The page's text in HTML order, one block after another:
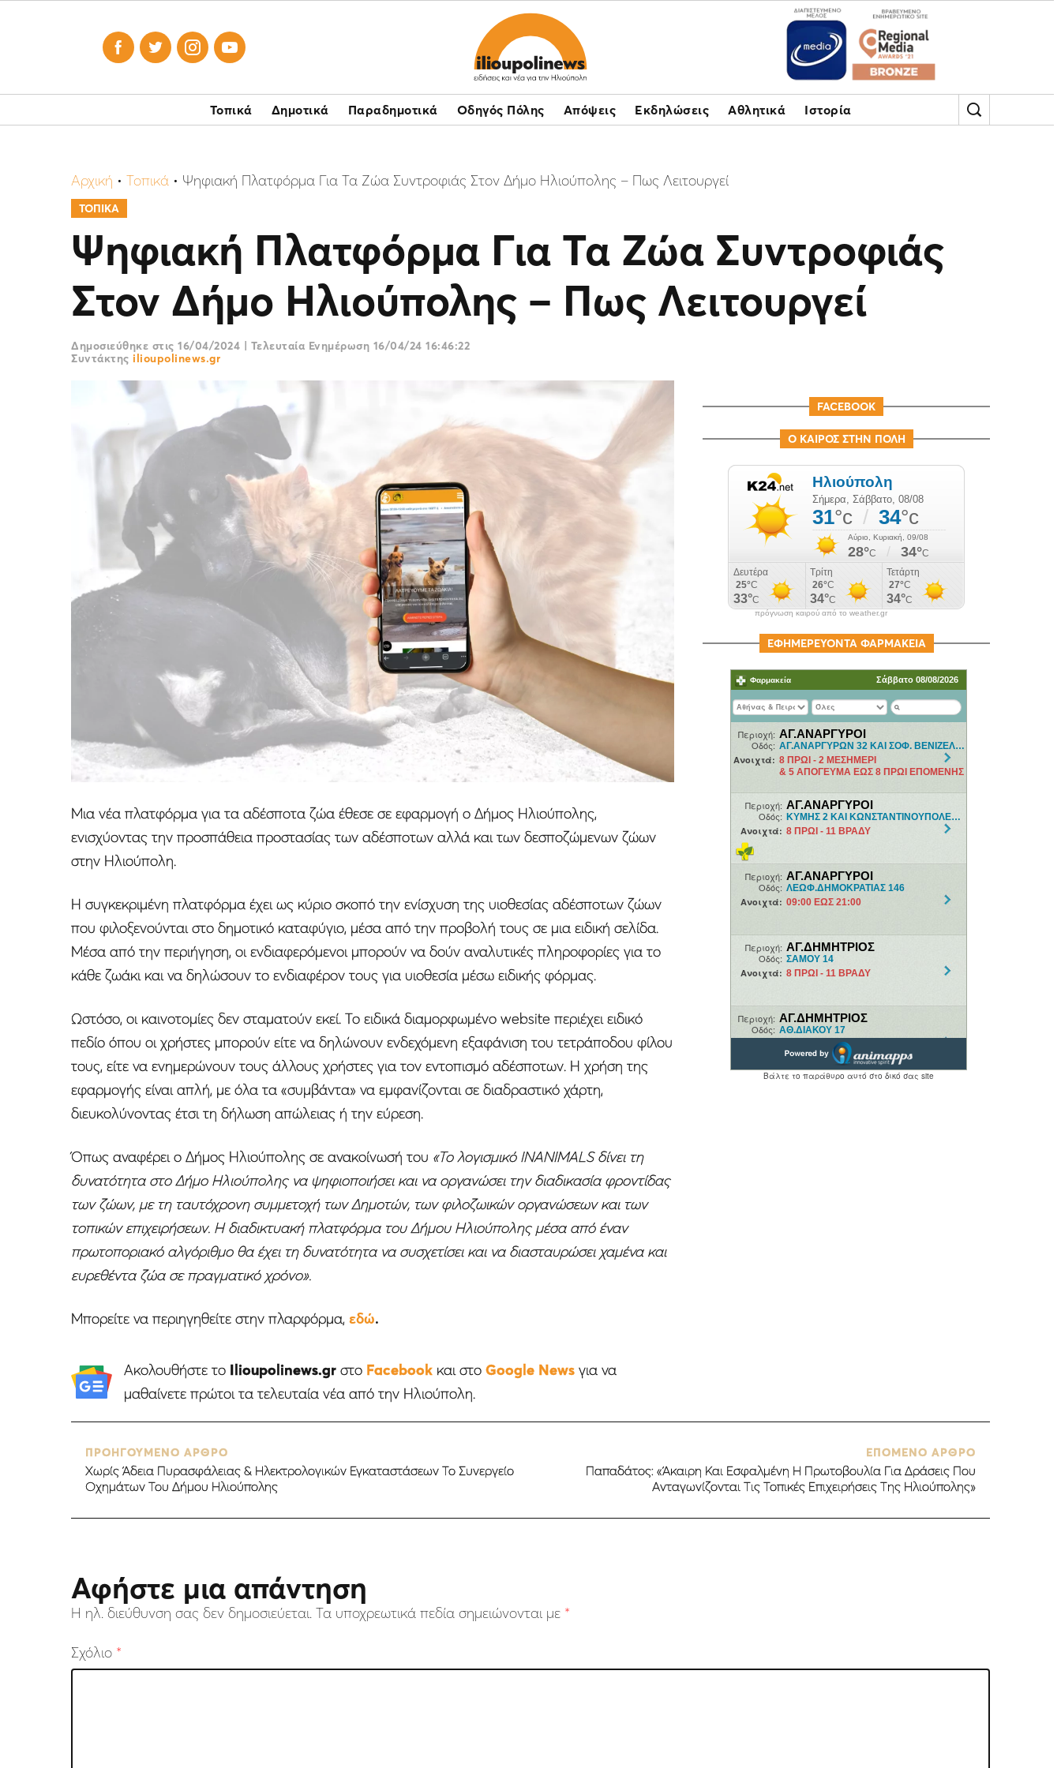
   
Τοπικά Δημοτικά Παραδημοτικά Οδηγός Πόλης Απόψεις Εκδηλώσεις Αθλητικά Ιστορία
Αρχική • Τοπικά • Ψηφιακή Πλατφόρμα Για Τα Ζώα Συντροφιάς Στον Δήμο Ηλιούπολης – Πως Λειτουργεί
ΤΟΠΙΚΑ
Ψηφιακή Πλατφόρμα Για Τα Ζώα Συντροφιάς
Στον Δήμο Ηλιούπολης – Πως Λειτουργεί
Δημοσιεύθηκε στις 16/04/2024 | Τελευταία Ενημέρωση 16/04/24 16:46:22
Συντάκτης ilioupolinews.gr
Μια νέα πλατφόρμα για τα αδέσποτα ζώα έθεσε σε εφαρμογή ο Δήμος Ηλιούπολης,
ενισχύοντας την προσπάθεια προστασίας των αδέσποτων αλλά και των δεσποζώμενων ζώων
στην Ηλιούπολη.
Η συγκεκριμένη πλατφόρμα έχει ως κύριο σκοπό την ενίσχυση της υιοθεσίας αδέσποτων ζώων
που φιλοξενούνται στο δημοτικό καταφύγιο, μέσα από την προβολή τους σε μια ειδική σελίδα.
Μέσα από την περιήγηση, οι ενδιαφερόμενοι μπορούν να δούν αναλυτικές πληροφορίες για το
κάθε ζωάκι και να δηλώσουν το ενδιαφέρον τους για υιοθεσία μέσω ειδικής φόρμας.
Ωστόσο, οι καινοτομίες δεν σταματούν εκεί. Το ειδικά διαμορφωμένο website περιέχει ειδικό
πεδίο όπου οι χρήστες μπορούν είτε να δηλώνουν ενδεχόμενη εξαφάνιση του τετράποδου φίλου
τους, είτε να ενημερώνουν τους άλλους χρήστες για τον εντοπισμό αδέσποτων. Η χρήση της
εφαρμογής είναι απλή, με όλα τα «συμβάντα» να εμφανίζονται σε διαδραστικό χάρτη,
διευκολύνοντας έτσι τη δήλωση απώλειας ή την εύρεση.
Όπως αναφέρει ο Δήμος Ηλιούπολης σε ανακοίνωσή του «Το λογισμικό INANIMALS δίνει τη
δυνατότητα στο Δήμο Ηλιούπολης να ψηφιοποιήσει και να οργανώσει την διαδικασία φροντίδας
των ζώων, με τη ταυτόχρονη συμμετοχή των Δημοτών, των φιλοζωικών οργανώσεων και των
τοπικών επιχειρήσεων. Η διαδικτυακή πλατφόρμα του Δήμου Ηλιούπολης μέσα από έναν
πρωτοποριακό αλγόριθμο θα έχει τη δυνατότητα να συσχετίσει και να διασταυρώσει χαμένα και
ευρεθέντα ζώα σε πραγματικό χρόνο».
Μπορείτε να περιηγηθείτε στην πλαρφόρμα, εδώ.
Ακολουθήστε το Ilioupolinews.grστο Facebookκαι στο Google Newsγια να
μαθαίνετε πρώτοι τα τελευταία νέα από την Ηλιούπολη.
FACEBOOK
Ο ΚΑΙΡΟΣ ΣΤΗΝ ΠΟΛΗ
πρόγνωση καιρού από το weather.gr
ΕΦΗΜΕΡΕΥΟΝΤΑ ΦΑΡΜΑΚΕΙΑ
ΠΡΟΗΓΟΥΜΕΝΟ ΑΡΘΡΟ
Χωρίς Άδεια Πυρασφάλειας & Ηλεκτρολογικών Εγκαταστάσεων Το Συνεργείο
Οχημάτων Του Δήμου Ηλιούπολης
ΕΠΟΜΕΝΟ ΑΡΘΡΟ
Παπαδάτος: «Άκαιρη Και Εσφαλμένη Η Πρωτοβουλία Για Δράσεις Που
Ανταγωνίζονται Τις Τοπικές Επιχειρήσεις Της Ηλιούπολης»
Αφήστε μια απάντηση
Η ηλ. διεύθυνση σας δεν δημοσιεύεται. Τα υποχρεωτικά πεδία σημειώνονται με *
Σχόλιο *